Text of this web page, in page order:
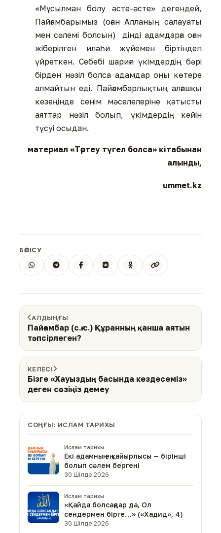
«Мұсылман болу әсте-әсте» дегендей,
Пайғамбарымыз (оған Алланың салауаты
мен сәлемі болсын) дінді адамдарға оған
жіберілген иләһи жүйемен біртіндеп
үйреткен. Себебі шариғи үкімдердің бәрі
бірден нәзіл болса адамдар оны көтере
алмайтын еді. Пайғамбарлықтың алғашқы
кезеңінде сенім мәселелеріне қатысты
аяттар нәзіл болып, үкімдердің кейін
түсуі осыдан.
материал «Төртеу түгел болса» кітабынан
алынды,
ummet.kz
БӨЛІСУ
АЛДЫҢҒЫ
Пайғамбар (с.ғ.с.) Құранның қанша аятын
тәпсірлеген?
КЕЛЕСІ
Бізге «Хауыздың басында кездесеміз»
деген сөзіңіз демеу
СОҢҒЫ: ИСЛАМ ТАРИХЫ
Ислам тарихы
Екі адамның ең қайырлысы — бірінші
болып сәлем бергені
30 Шілде 2026
Ислам тарихы
«Қайда болсаңдар да, Ол
сендермен бірге…» («Хадид», 4)
30 Шілде 2026